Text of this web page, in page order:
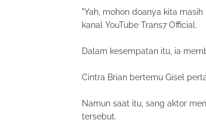
"Yah, mohon doanya kita
kanal YouTube Trans7 Official.
Dalam kesempatan itu, ia
Cintra Brian bertemu Gisel
Namun saat itu, sang aktor
tersebut.